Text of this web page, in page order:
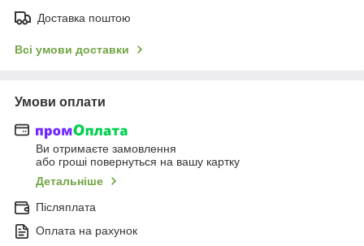
Доставка поштою
Всі умови доставки
Умови оплати
Ви отримаєте замовлення
або гроші повернуться на вашу картку
Детальніше
Післяплата
Оплата на рахунок